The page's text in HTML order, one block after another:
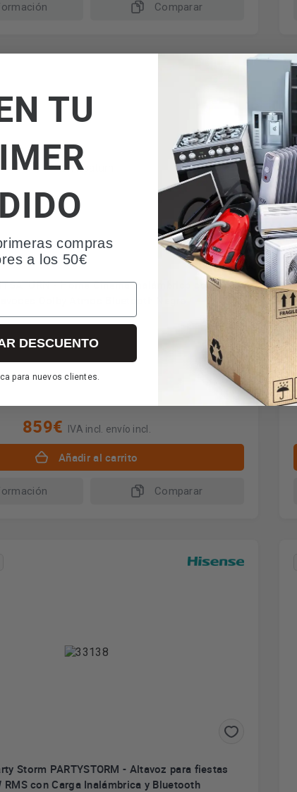
Comparar
- Home Cinema Inalámbrico con 4
859€ IVA incl. envío incl.
Añadir al carrito
Comparar
Storm PARTYSTORM - Altavoz para fiestas
RMS con Carga Inalámbrica y Bluetooth
TU
compras
a los 50€
DESCUENTO
para nuevos clientes.